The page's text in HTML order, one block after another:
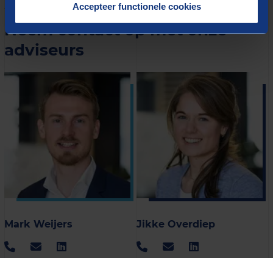
Accepteer functionele cookies
WIE DAT DOEN
Neem contact op met onze
adviseurs
Mark Weijers Jikke Overdiep